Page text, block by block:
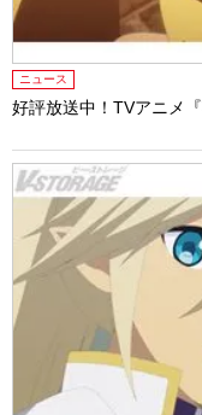
ニュース
好評放送中！TVアニメ